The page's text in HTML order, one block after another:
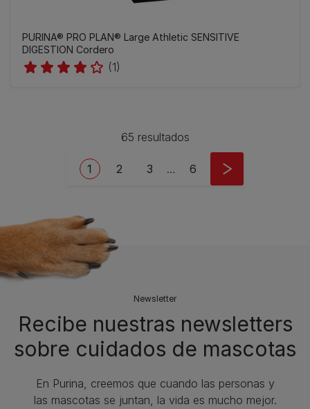
PURINA® PRO PLAN® Large Athletic SENSITIVE
DIGESTION Cordero
(1)
65 resultados
Current page
1 Page
2 Page
3 … Last page
6
Newsletter
Recibe nuestras newsletters
sobre cuidados de mascotas​
En Purina, creemos que cuando las personas y
las mascotas se juntan, la vida es mucho mejor.